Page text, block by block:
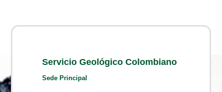
Servicio Geológico Colombiano
Sede Principal